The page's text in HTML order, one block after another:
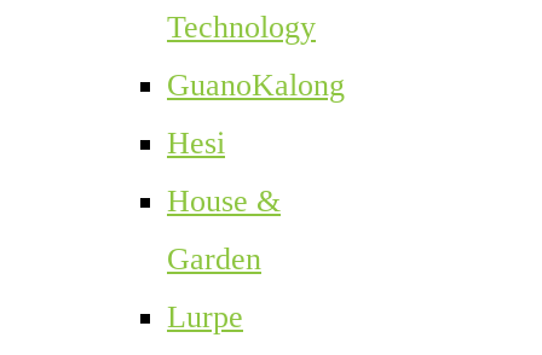
Technology
GuanoKalong
Hesi
House &
Garden
Lurpe